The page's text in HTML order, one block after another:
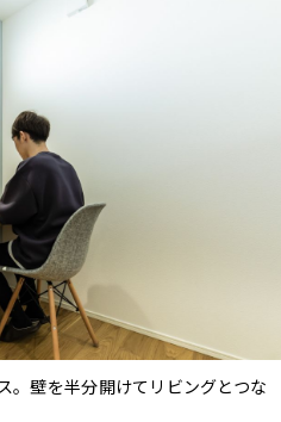
。壁を半分開けてリビングとつな